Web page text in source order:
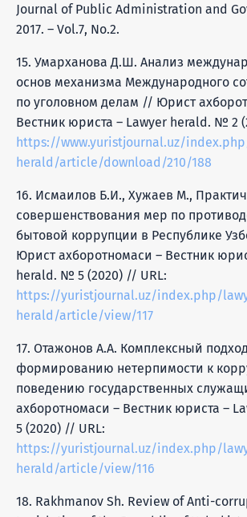
Journal of Public Administration and
2017. – Vol.7, No.2.
15. Умарханова Д.Ш. Анализ
основ механизма Международного
по уголовном делам // Юрист
Вестник юриста – Lawyer herald. № 2
https://www.yuristjournal.uz/
herald/article/download/210/188
16. Исмаилов Б.И., Хужаев М.,
совершенствования мер по
бытовой коррупции в Республике
Юрист ахборотномаси – Вестник
herald. № 5 (2020) // URL:
https://yuristjournal.uz/index.php/
herald/article/view/117
17. Отажонов А.А. Комплексный
формированию нетерпимости к
поведению государственных
ахборотномаси – Вестник юриста –
5 (2020) // URL:
https://yuristjournal.uz/index.php/
herald/article/view/116
18. Rakhmanov Sh. Review of Anti-